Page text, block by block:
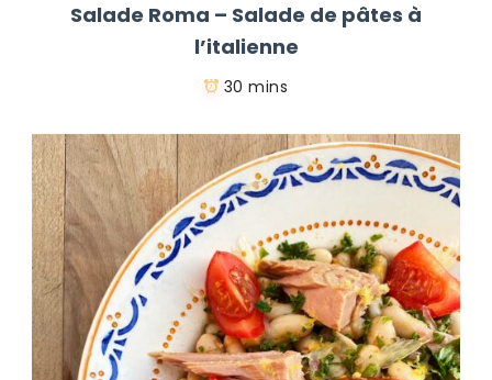
Salade Roma – Salade de pâtes à
l’italienne
30 mins